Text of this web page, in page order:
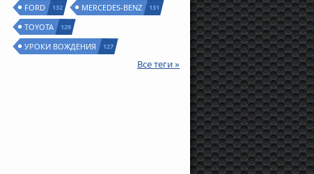
FORD 132 MERCEDES-BENZ 131
TOYOTA 129
УРОКИ ВОЖДЕНИЯ 127
Все теги »